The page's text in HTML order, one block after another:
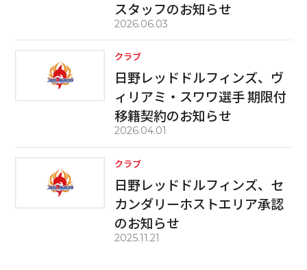
スタッフのお知らせ
2026.06.03
クラブ
日野レッドドルフィンズ、ヴ
ィリアミ・スワワ選手 期限付
移籍契約のお知らせ
2026.04.01
クラブ
日野レッドドルフィンズ、セ
カンダリーホストエリア承認
のお知らせ
2025.11.21